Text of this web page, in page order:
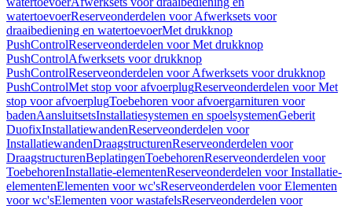
watertoevoerReserveonderdelen voor Afwerksets voor
draaibediening en watertoevoerMet drukknop
PushControlReserveonderdelen voor Met drukknop
PushControlAfwerksets voor drukknop
PushControlReserveonderdelen voor Afwerksets voor drukknop
PushControlMet stop voor afvoerplugReserveonderdelen voor Met
stop voor afvoerplugToebehoren voor afvoergarnituren voor
badenAansluitsetsInstallatiesystemen en spoelsystemenGeberit
DuofixInstallatiewandenReserveonderdelen voor
InstallatiewandenDraagstructurenReserveonderdelen voor
DraagstructurenBeplatingenToebehorenReserveonderdelen voor
ToebehorenInstallatie-elementenReserveonderdelen voor Installatie-
elementenElementen voor wc'sReserveonderdelen voor Elementen
voor wc'sElementen voor wastafelsReserveonderdelen voor